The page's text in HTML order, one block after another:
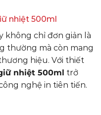
nhiệt 500ml
không chỉ đơn giản là
thường mà còn mang
hiệu. Với thiết
nhiệt 500ml trở
nghệ in tiên tiến.